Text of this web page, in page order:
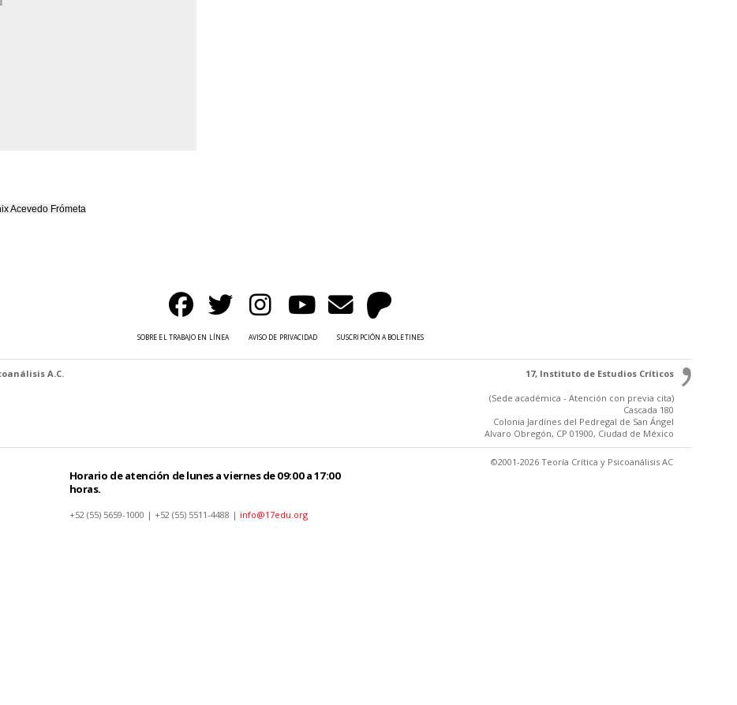
Acevedo Frómeta
SOBRE EL TRABAJO EN LÍNEA AVISO DE PRIVACIDAD SUSCRIPCIÓN A BOLETINES
A.C. 17, Instituto de Estudios Críticos
(Sede académica - Atención con previa cita)
Cascada 180
Colonia Jardínes del Pedregal de San Ángel
Alvaro Obregón, CP 01900, Ciudad de México
Horario de atención de lunes a viernes de 09:00 a 17:00
horas.
+52 (55) 5659-1000 | +52 (55) 5511-4488 | info@17edu.org
©2001-2026 Teoría Crítica y Psicoanálisis AC